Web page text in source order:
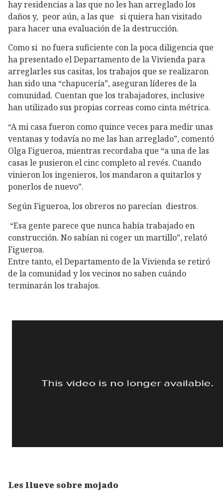
hay residencias a las que no les han arreglado los
daños y, peor aún, a las que si quiera han visitado
para hacer una evaluación de la destrucción.
Como si no fuera suficiente con la poca diligencia que
ha presentado el Departamento de la Vivienda para
arreglarles sus casitas, los trabajos que se realizaron
han sido una “chapucería”, aseguran líderes de la
comunidad. Cuentan que los trabajadores, inclusive
han utilizado sus propias correas como cinta métrica.
“A mi casa fueron como quince veces para medir unas
ventanas y todavía no me las han arreglado”, comentó
Olga Figueroa, mientras recordaba que “a una de las
casas le pusieron el cinc completo al revés. Cuando
vinieron los ingenieros, los mandaron a quitarlos y
ponerlos de nuevo”.
Según Figueroa, los obreros no parecían diestros.
“Esa gente parece que nunca había trabajado en
construcción. No sabían ni coger un martillo”, relató
Figueroa.
Entre tanto, el Departamento de la Vivienda se retiró
de la comunidad y los vecinos no saben cuándo
terminarán los trabajos.
Les llueve sobre mojado